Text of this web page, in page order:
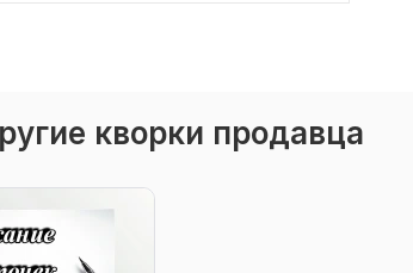
кворки продавца